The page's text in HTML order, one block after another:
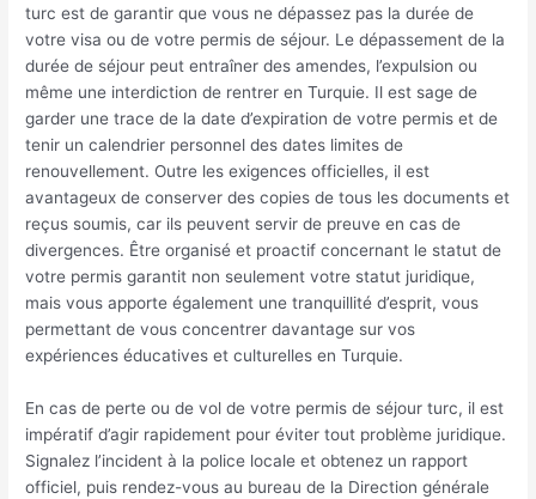
turc est de garantir que vous ne dépassez pas la durée de
votre visa ou de votre permis de séjour. Le dépassement de la
durée de séjour peut entraîner des amendes, l’expulsion ou
même une interdiction de rentrer en Turquie. Il est sage de
garder une trace de la date d’expiration de votre permis et de
tenir un calendrier personnel des dates limites de
renouvellement. Outre les exigences officielles, il est
avantageux de conserver des copies de tous les documents et
reçus soumis, car ils peuvent servir de preuve en cas de
divergences. Être organisé et proactif concernant le statut de
votre permis garantit non seulement votre statut juridique,
mais vous apporte également une tranquillité d’esprit, vous
permettant de vous concentrer davantage sur vos
expériences éducatives et culturelles en Turquie.
En cas de perte ou de vol de votre permis de séjour turc, il est
impératif d’agir rapidement pour éviter tout problème juridique.
Signalez l’incident à la police locale et obtenez un rapport
officiel, puis rendez-vous au bureau de la Direction générale